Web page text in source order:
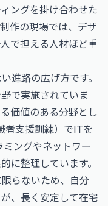
ングを掛け合わせた
作の現場では、デザ
で担える人材ほど重
進路の広げ方です。
で実施されていま
価値のある分野とし
支援訓練）でITを
ングやネットワー
に整理しています。
らないため、自分
、長く安定して在宅